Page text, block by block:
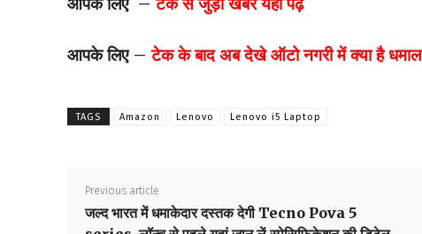
आपके लिए – टेक के बाद अब देखे ऑटो नगरी में क्या है धमाल
TAGS Amazon Lenovo Lenovo i5 Laptop
Previous article
जल्द भारत में धमाकेदार दस्तक देगी Tecno Pova 5